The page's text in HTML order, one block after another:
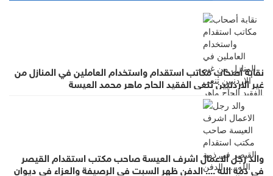
نقابة أصحاب مكاتب استقدام واستخدام العاملين في المنازل من
غير الاردنيين تنعى الفقيد الحاج ماهر محمد العيسة
والد رجل الاعمال اشرف العيسة صاحب مكتب استقدام القيصر
في ذمة الله .... الدفن ظهر السبت في الرصيفة والعزاء في ديوان